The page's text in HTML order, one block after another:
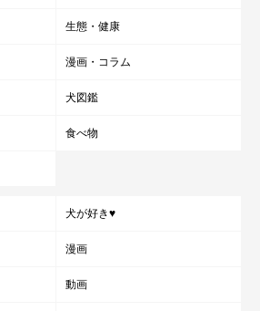
生態・健康
漫画・コラム
犬図鑑
食べ物
犬が好き♥
漫画
動画